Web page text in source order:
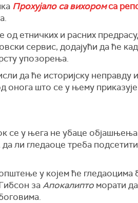
Прохујало са вихоромса
етничких и расних
сервис, додајући да ће
упозорења.
да ће историјску неправду
онога што се у њему
се у њега не убаце
да ли гледаоце треба
у којем ће гледаоцима
заАпокалипто морати